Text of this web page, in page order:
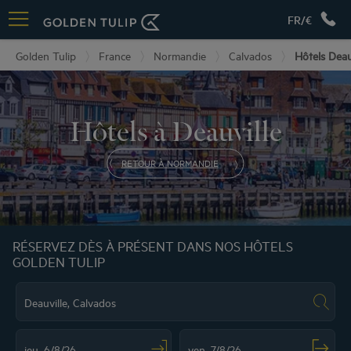
FR/€
Golden Tulip France Normandie Calvados Hôtels
Hôtels à Deauville
RETOUR À NORMANDIE
RÉSERVEZ DÈS À PRÉSENT DANS NOS HÔTELS
GOLDEN TULIP